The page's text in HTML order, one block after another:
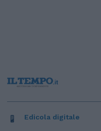
Edicola digitale